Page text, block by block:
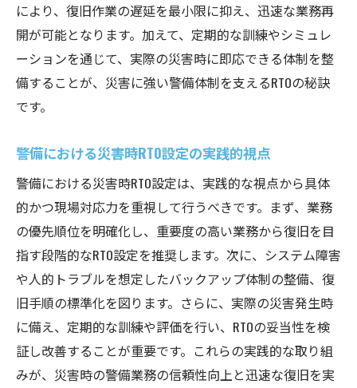
により、復旧作業の遅延を最小限に抑え、迅速な業務再
開が可能となります。加えて、定期的な訓練やシミュレ
ーションを通じて、実際の災害時に即応できる体制を整
備することが、災害に強い警備体制を支えるRTOの秘訣
です。
警備における災害時RTO設定の実践的視点
警備における災害時RTO設定は、実践的な視点から具体
的かつ現場対応力を重視して行うべきです。まず、業務
の優先順位を明確化し、重要度の高い業務から復旧を目
指す段階的なRTO設定を推奨します。次に、システム障害
や人的トラブルを想定したバックアップ体制の整備、復
旧手順の標準化を図ります。さらに、実際の災害発生時
に備え、定期的な訓練や評価を行い、RTOの妥当性を検
証し改善することが重要です。これらの実践的な取り組
みが、災害時の警備業務の信頼性向上と迅速な復旧を実